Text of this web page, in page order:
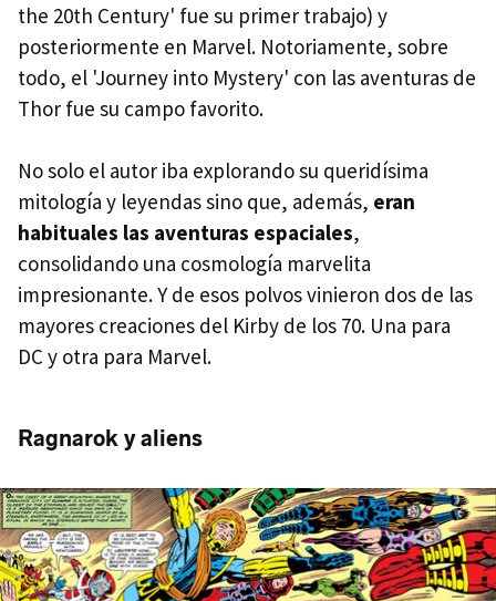
the 20th Century' fue su primer trabajo) y
posteriormente en Marvel. Notoriamente, sobre
todo, el 'Journey into Mystery' con las aventuras de
Thor fue su campo favorito.
No solo el autor iba explorando su queridísima
mitología y leyendas sino que, además, eran
habituales las aventuras espaciales,
consolidando una cosmología marvelita
impresionante. Y de esos polvos vinieron dos de las
mayores creaciones del Kirby de los 70. Una para
DC y otra para Marvel.
Ragnarok y aliens